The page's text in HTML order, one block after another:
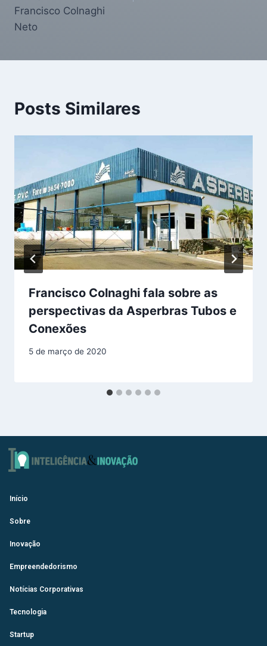
Francisco Colnaghi
Neto
Posts Similares
Francisco Colnaghi fala sobre as
perspectivas da Asperbras Tubos e
Conexões
5 de março de 2020
Início
Sobre
Inovação
Empreendedorismo
Notícias Corporativas
Tecnologia
Startup